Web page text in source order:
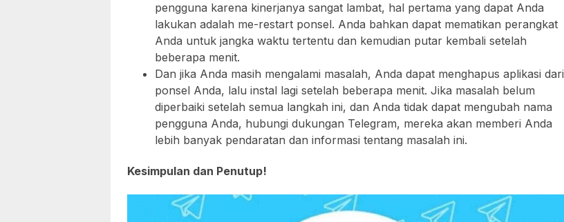
pengguna karena kinerjanya sangat lambat, hal pertama yang dapat Anda
lakukan adalah me-restart ponsel. Anda bahkan dapat mematikan perangkat
Anda untuk jangka waktu tertentu dan kemudian putar kembali setelah
beberapa menit.
Dan jika Anda masih mengalami masalah, Anda dapat menghapus aplikasi dari
ponsel Anda, lalu instal lagi setelah beberapa menit. Jika masalah belum
diperbaiki setelah semua langkah ini, dan Anda tidak dapat mengubah nama
pengguna Anda, hubungi dukungan Telegram, mereka akan memberi Anda
lebih banyak pendaratan dan informasi tentang masalah ini.
Kesimpulan dan Penutup!